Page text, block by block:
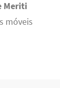
Meriti
móveis